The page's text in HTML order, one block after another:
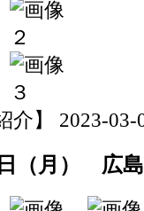
介】 2023-
（月） 広